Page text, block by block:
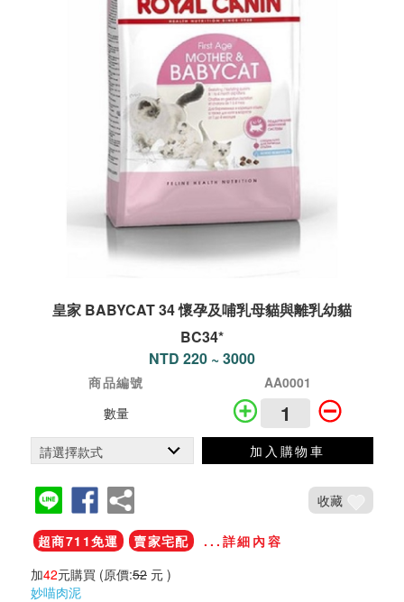
皇家 BABYCAT 34 懷孕及哺乳母貓與離乳幼貓
BC34*
NTD 220 ~ 3000
商品編號
AA0001
數量
加入購物車
收藏
超商711免運 賣家宅配
...詳細內容
加42元購買 (原價:52 元 )
妙喵肉泥